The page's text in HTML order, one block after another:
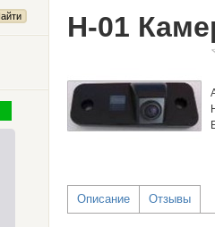
H-01
Описание Отзывы